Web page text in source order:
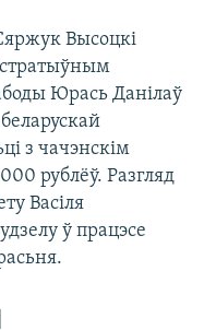
Высоцкі
Юрась Данілаў
з чачэнскім
рублёў. Разгляд
Васіля
ў працэсе